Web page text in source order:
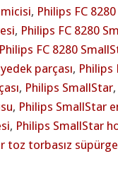
, Philips FC
, Philips FC 8280
Philips FC 8280
parçası, Philips
, Philips SmallStar,
, Philips SmallStar
, Philips SmallStar
toz torbasız süpürge